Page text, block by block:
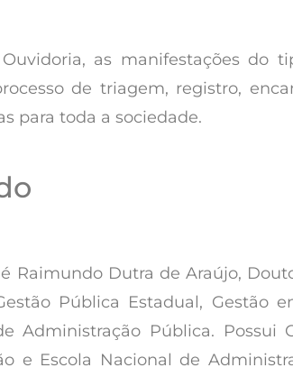
as manifestações do
de triagem, registro,
para toda a sociedade.
Raimundo Dutra de Araújo,
Pública Estadual, Gestão
Administração Pública. Possui
e Escola Nacional de